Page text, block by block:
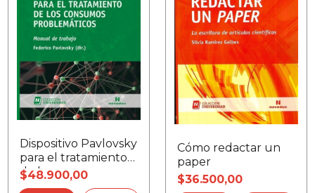
Dispositivo Pavlovsky
para el tratamiento
de los consumos
problemáticos, El
$48.900,00
Cómo redactar un
paper
$36.500,00